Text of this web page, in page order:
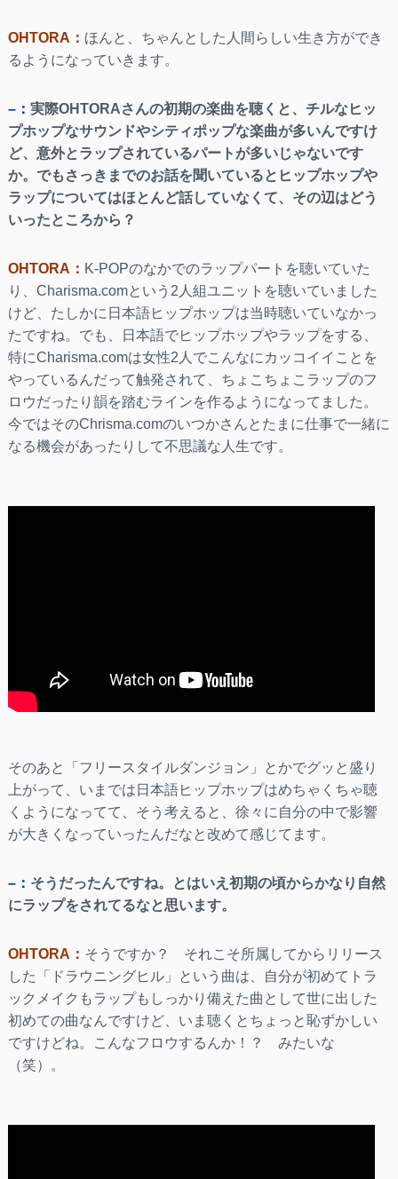
OHTORA： ほんと、ちゃんとした人間らしい生き方ができ
るようになっていきます。
–： 実際OHTORAさんの初期の楽曲を聴くと、チルなヒッ
プホップなサウンドやシティポップな楽曲が多いんですけ
ど、意外とラップされているパートが多いじゃないです
か。でもさっきまでのお話を聞いているとヒップホップや
ラップについてはほとんど話していなくて、その辺はどう
いったところから？
OHTORA： K-POPのなかでのラップパートを聴いていた
り、Charisma.comという2人組ユニットを聴いていました
けど、たしかに日本語ヒップホップは当時聴いていなかっ
たですね。でも、日本語でヒップホップやラップをする、
特にCharisma.comは女性2人でこんなにカッコイイことを
やっているんだって触発されて、ちょこちょこラップのフ
ロウだったり韻を踏むラインを作るようになってました。
今ではそのChrisma.comのいつかさんとたまに仕事で一緒に
なる機会があったりして不思議な人生です。
そのあと「フリースタイルダンジョン」とかでグッと盛り
上がって、いまでは日本語ヒップホップはめちゃくちゃ聴
くようになってて、そう考えると、徐々に自分の中で影響
が大きくなっていったんだなと改めて感じてます。
–： そうだったんですね。とはいえ初期の頃からかなり自然
にラップをされてるなと思います。
OHTORA： そうですか？ それこそ所属してからリリース
した「ドラウニングヒル」という曲は、自分が初めてトラ
ックメイクもラップもしっかり備えた曲として世に出した
初めての曲なんですけど、いま聴くとちょっと恥ずかしい
ですけどね。こんなフロウするんか！？ みたいな
（笑）。